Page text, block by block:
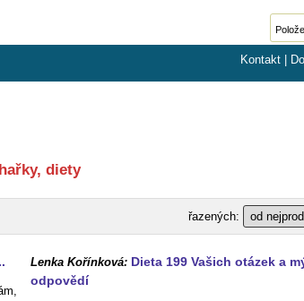
Kontakt
diety
řazených:
Lenka Kořínková: Dieta 199 Vašich otázek a
odpovědí